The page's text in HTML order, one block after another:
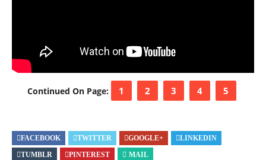
Continued On Page: 1 2 3 4 5
FACEBOOK TWITTER GOOGLE+
LINKEDIN
TUMBLR
PINTEREST MAIL